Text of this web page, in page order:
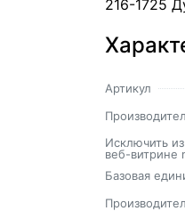
216-1725
Артикул
Исключить
веб-витрине
Базовая